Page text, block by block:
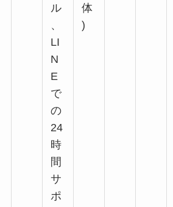
ル
、
LI
N
E
で
の
24
時
間
サ
ポ
体
)